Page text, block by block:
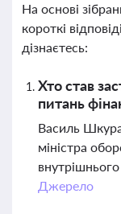
На основі
короткі
дізнаєтесь:
Хто став
питань
Василь
міністра
Джерело